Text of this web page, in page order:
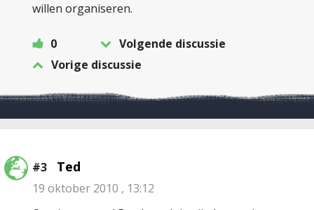
willen organiseren.
0
Volgende discussie
Vorige discussie
#3 Ted
19 oktober 2010 , 13:12